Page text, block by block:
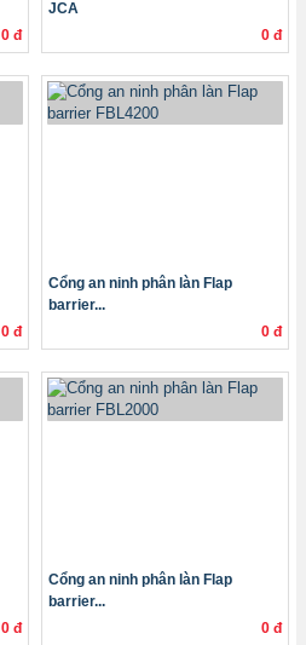
0 đ
JCA
0 đ
0 đ
Cổng an ninh phân làn Flap
barrier...
0 đ
0 đ
Cổng an ninh phân làn Flap
barrier...
0 đ